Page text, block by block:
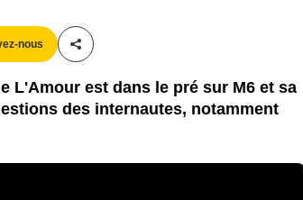
nous
Partager cet article
L'Amour est dans le pré sur M6 et sa
des internautes, notamment